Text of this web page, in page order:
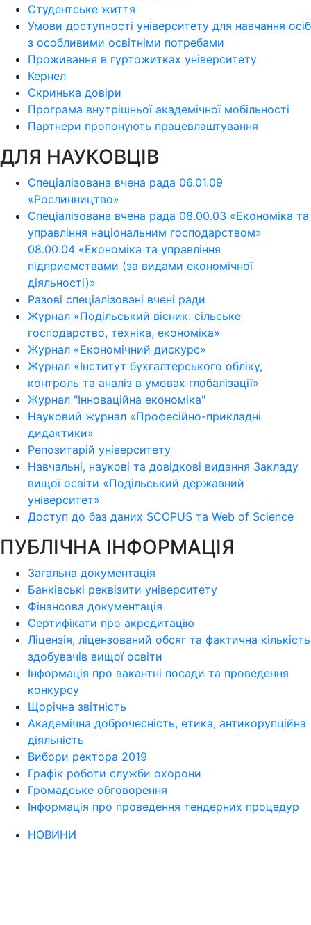
Студентське життя
Умови доступності університету для навчання осіб
з особливими освітніми потребами
Проживання в гуртожитках університету
Кернел
Скринька довіри
Програма внутрішньої академічної мобільності
Партнери пропонують працевлаштування
ДЛЯ НАУКОВЦІВ
Спеціалізована вчена рада 06.01.09
«Рослинництво»
Спеціалізована вчена рада 08.00.03 «Економіка та
управління національним господарством»
08.00.04 «Економіка та управління
підприємствами (за видами економічної
діяльності)»
Разові спеціалізовані вчені ради
Журнал «Подільський вісник: сільське
господарство, техніка, економіка»
Журнал «Економічний дискурс»
Журнал «Інститут бухгалтерського обліку,
контроль та аналіз в умовах глобалізації»
Журнал "Інноваційна економіка"
Науковий журнал «Професійно-прикладні
дидактики»
Репозитарій університету
Навчальні, наукові та довідкові видання Закладу
вищої освіти «Подільський державний
університет»
Доступ до баз даних SCOPUS та Web of Science
ПУБЛІЧНА ІНФОРМАЦІЯ
Загальна документація
Банківські реквізити університету
Фінансова документація
Сертифікати про акредитацію
Ліцензія, ліцензований обсяг та фактична кількість
здобувачів вищої освіти
Інформація про вакантні посади та проведення
конкурсу
Щорічна звітність
Академічна доброчесність, етика, антикорупційна
діяльність
Вибори ректора 2019
Графік роботи служби охорони
Громадське обговорення
Інформація про проведення тендерних процедур
НОВИНИ